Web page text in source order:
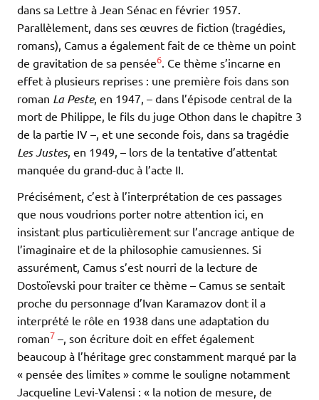
dans sa Lettre à Jean Sénac en février 1957.
Parallèlement, dans ses œuvres de fiction (tragédies,
romans), Camus a également fait de ce thème un point
de gravitation de sa pensée6. Ce thème s’incarne en
effet à plusieurs reprises : une première fois dans son
roman La Peste, en 1947, – dans l’épisode central de la
mort de Philippe, le fils du juge Othon dans le chapitre 3
de la partie IV –, et une seconde fois, dans sa tragédie
Les Justes, en 1949, – lors de la tentative d’attentat
manquée du grand-duc à l’acte II.
Précisément, c’est à l’interprétation de ces passages
que nous voudrions porter notre attention ici, en
insistant plus particulièrement sur l’ancrage antique de
l’imaginaire et de la philosophie camusiennes. Si
assurément, Camus s’est nourri de la lecture de
Dostoïevski pour traiter ce thème – Camus se sentait
proche du personnage d’Ivan Karamazov dont il a
interprété le rôle en 1938 dans une adaptation du
roman7 –, son écriture doit en effet également
beaucoup à l’héritage grec constamment marqué par la
« pensée des limites » comme le souligne notamment
Jacqueline Levi-Valensi : « la notion de mesure, de